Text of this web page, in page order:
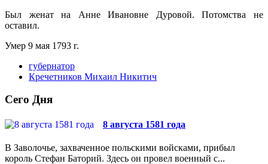
Был женат на Анне Ивановне Дуровой. Потомства не
оставил.
Умер 9 мая 1793 г.
губернатор
Кречетников Михаил Никитич
Сего Дня
8 августа 1581 года
В Заволочье, захваченное польскими войсками, прибыл
король Стефан Баторий. Здесь он провел военный с...